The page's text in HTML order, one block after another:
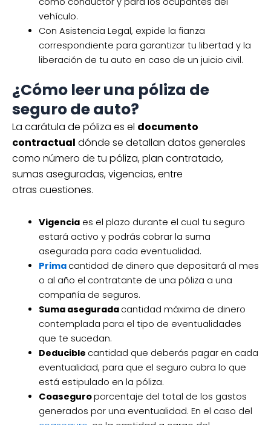
vehículo.
Con Asistencia Legal, expide la fianza
correspondiente para garantizar tu libertad y la
liberación de tu auto en caso de un juicio civil.
¿Cómo leer una póliza de
seguro de auto?
La carátula de póliza es el documento
contractual dónde se detallan datos generales
como número de tu póliza, plan contratado,
sumas aseguradas, vigencias, entre
otras cuestiones.
Vigenciaes el plazo durante el cual tu seguro
estará activo y podrás cobrar la suma
asegurada para cada eventualidad.
Prima cantidad de dinero que depositará al mes
o al año el contratante de una póliza a una
compañía de seguros.
Suma asegurada cantidad máxima de dinero
contemplada para el tipo de eventualidades
que te sucedan.
Deducible cantidad que deberás pagar en cada
eventualidad, para que el seguro cubra lo que
está estipulado en la póliza.
Coaseguroporcentaje del total de los gastos
generados por una eventualidad. En el caso del